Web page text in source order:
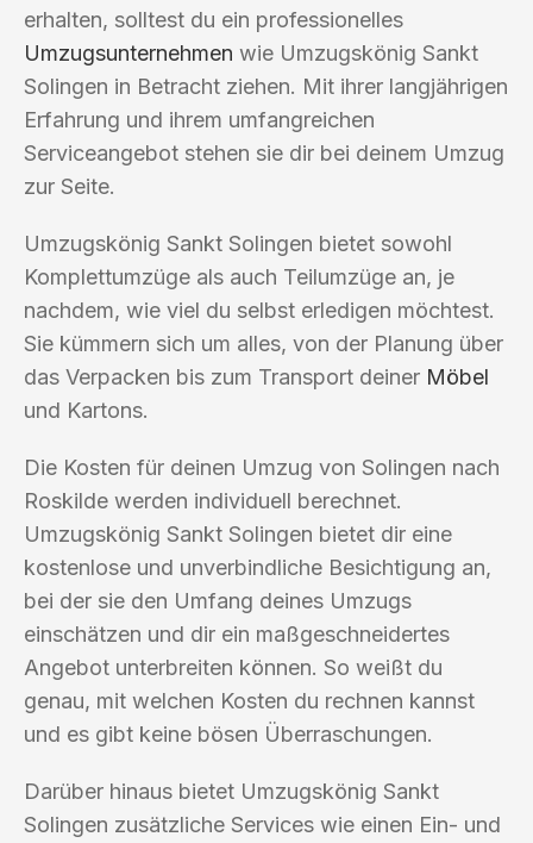
erhalten, solltest du ein professionelles
Umzugsunternehmen wie Umzugskönig Sankt
Solingen in Betracht ziehen. Mit ihrer langjährigen
Erfahrung und ihrem umfangreichen
Serviceangebot stehen sie dir bei deinem Umzug
zur Seite.
Umzugskönig Sankt Solingen bietet sowohl
Komplettumzüge als auch Teilumzüge an, je
nachdem, wie viel du selbst erledigen möchtest.
Sie kümmern sich um alles, von der Planung über
das Verpacken bis zum Transport deiner Möbel
und Kartons.
Die Kosten für deinen Umzug von Solingen nach
Roskilde werden individuell berechnet.
Umzugskönig Sankt Solingen bietet dir eine
kostenlose und unverbindliche Besichtigung an,
bei der sie den Umfang deines Umzugs
einschätzen und dir ein maßgeschneidertes
Angebot unterbreiten können. So weißt du
genau, mit welchen Kosten du rechnen kannst
und es gibt keine bösen Überraschungen.
Darüber hinaus bietet Umzugskönig Sankt
Solingen zusätzliche Services wie einen Ein- und